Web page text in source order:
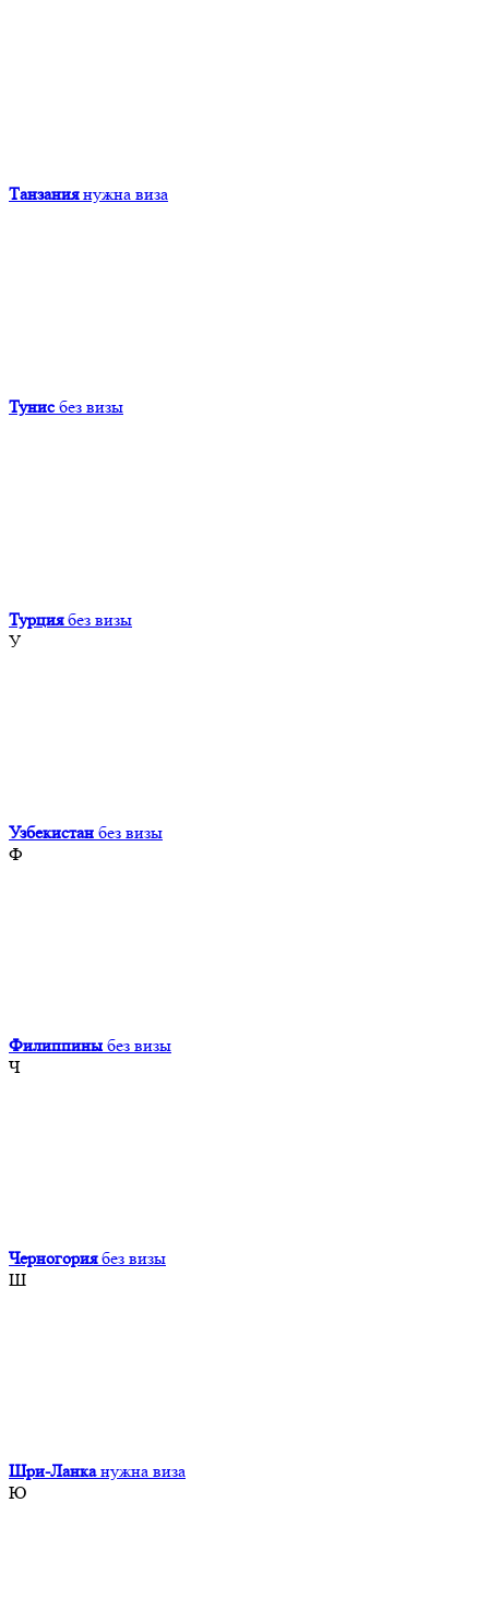
Танзания нужна виза
Тунис без визы
Турция без визы
У
Узбекистан без визы
Ф
Филиппины без визы
Ч
Черногория без визы
Ш
Шри-Ланка нужна виза
Ю